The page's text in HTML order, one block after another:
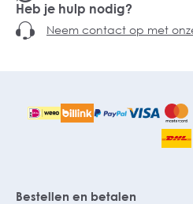
Heb je hulp nodig?
Neem contact op met
Bestellen en betalen